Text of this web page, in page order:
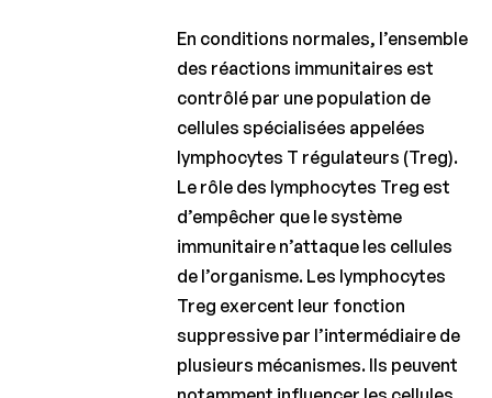
En conditions normales, l’ensemble
des réactions immunitaires est
contrôlé par une population de
cellules spécialisées appelées
lymphocytes T régulateurs (Treg).
Le rôle des lymphocytes Treg est
d’empêcher que le système
immunitaire n’attaque les cellules
de l’organisme. Les lymphocytes
Treg exercent leur fonction
suppressive par l’intermédiaire de
plusieurs mécanismes. Ils peuvent